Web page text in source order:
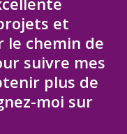
et
le chemin de
suivre mes
plus de
moi sur